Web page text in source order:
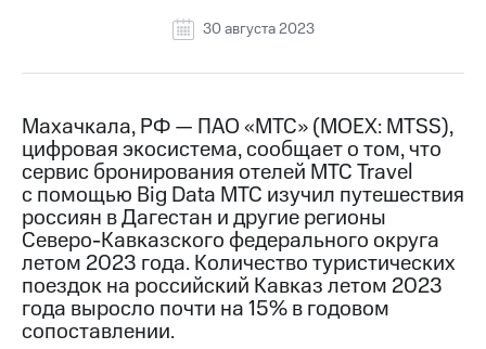
информация
Медиа-центр
Пресс-
релизы
МТС
о технологиях
Достижения
Интервью
30 августа 2023
Махачкала, РФ — ПАО «МТС» (MOEX: MTSS),
цифровая экосистема, сообщает о том, что
сервис бронирования отелей МТС Travel
с помощью Big Data МТС изучил путешествия
россиян в Дагестан и другие регионы
Северо-Кавказского федерального округа
летом 2023 года. Количество туристических
поездок на российский Кавказ летом 2023
года выросло почти на 15% в годовом
сопоставлении.